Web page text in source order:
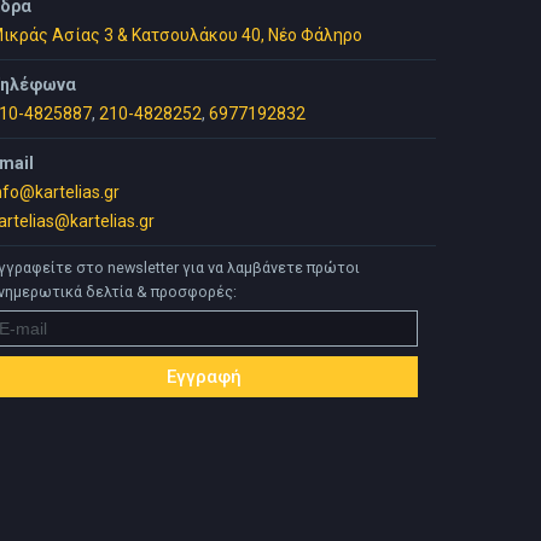
Ασίας 3 & Κατσουλάκου 40, Νέο Φάληρο
4825887, 210-4828252, 6977192832
στο newsletter για να λαμβάνετε πρώτοι
δελτία & προσφορές: